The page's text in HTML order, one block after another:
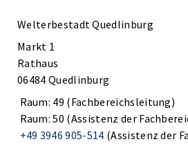
Welterbestadt Quedlinburg
Markt 1
Rathaus
06484 Quedlinburg
Raum: 49 (Fachbereichsleitung)
Raum: 50 (Assistenz der
+49 3946 905-514 (Assistenz der